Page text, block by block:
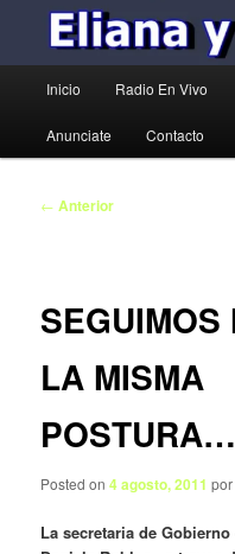
principal
Inicio Radio En Vivo
Anunciate Contacto
Navegación
← Anterior
SEGUIMOS
LA MISMA
Posted on4 agosto, 2011
La secretaria de